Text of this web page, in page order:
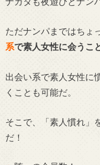
ただナンパまではちょ
系で素人女性に会うこ
出会い系で素人女性に
くことも可能だ。
そこで、「素人慣れ」
だ！